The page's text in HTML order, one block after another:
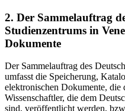
2. Der Sammelauftrag
Studienzentrums in
Dokumente
Der Sammelauftrag des
umfasst die Speicherung,
elektronischen Dokumente, die
Wissenschaftler, die dem
sind, veröffentlicht werden,